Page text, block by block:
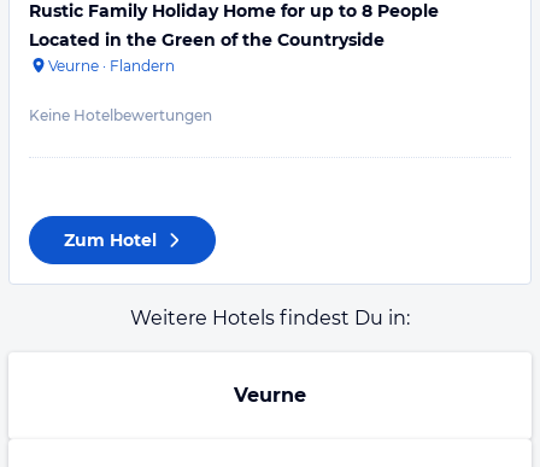
Rustic Family Holiday Home for up to 8 People
Located in the Green of the Countryside
Veurne · Flandern
Keine Hotelbewertungen
Zum Hotel
Weitere Hotels findest Du in:
Veurne